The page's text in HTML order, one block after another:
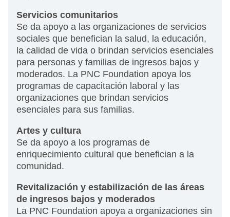
Servicios comunitarios
Se da apoyo a las organizaciones de servicios
sociales que benefician la salud, la educación,
la calidad de vida o brindan servicios esenciales
para personas y familias de ingresos bajos y
moderados. La PNC Foundation apoya los
programas de capacitación laboral y las
organizaciones que brindan servicios
esenciales para sus familias.
Artes y cultura
Se da apoyo a los programas de
enriquecimiento cultural que benefician a la
comunidad.
Revitalización y estabilización de las áreas
de ingresos bajos y moderados
La PNC Foundation apoya a organizaciones sin